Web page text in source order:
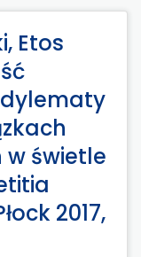
Etos
dylematy
świetle
2017,